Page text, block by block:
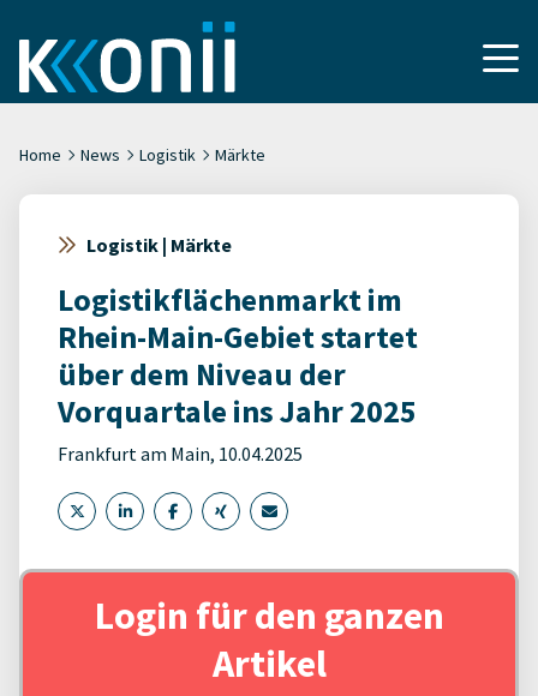
Home News Logistik Märkte
Logistik | Märkte
Logistikflächenmarkt im
Rhein-Main-Gebiet startet
über dem Niveau der
Vorquartale ins Jahr 2025
Frankfurt am Main, 10.04.2025
Login für den ganzen
Artikel